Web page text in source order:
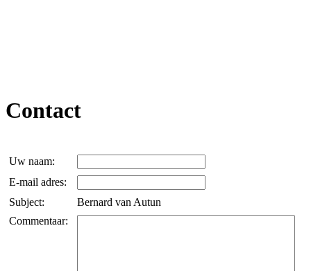
Contact
Uw naam:
E-mail adres:
Subject:
Bernard van Autun
Commentaar: